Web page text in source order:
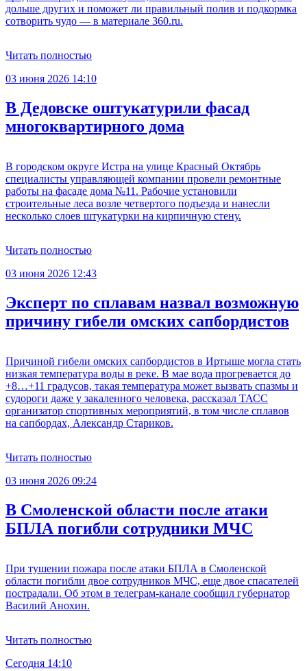
дольше других и поможет ли правильный полив и подкормка
сотворить чудо — в материале 360.ru.
Читать полностью
03 июня 2026 14:10
В Дедовске оштукатурили фасад
многоквартирного дома
В городском округе Истра на улице Красный Октябрь
специалисты управляющей компании провели ремонтные
работы на фасаде дома №11. Рабочие установили
строительные леса возле четвертого подъезда и нанесли
несколько слоев штукатурки на кирпичную стену.
Читать полностью
03 июня 2026 12:43
Эксперт по сплавам назвал возможную
причину гибели омских сапбордистов
Причиной гибели омских сапбордистов в Иртыше могла стать
низкая температура воды в реке. В мае вода прогревается до
+8…+11 градусов, такая температура может вызвать спазмы и
судороги даже у закаленного человека, рассказал ТАСС
организатор спортивных мероприятий, в том числе сплавов
на сапбордах, Александр Стариков.
Читать полностью
03 июня 2026 09:24
В Смоленской области после атаки
БПЛА погибли сотрудники МЧС
При тушении пожара после атаки БПЛА в Смоленской
области погибли двое сотрудников МЧС, еще двое спасателей
пострадали. Об этом в телеграм-канале сообщил губернатор
Василий Анохин.
Читать полностью
Сегодня 14:10